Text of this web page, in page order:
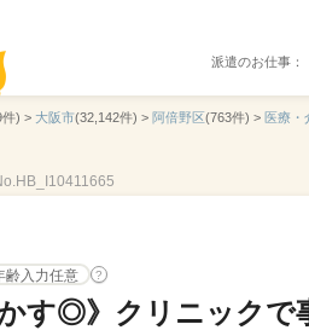
派遣のお仕事：
件) > 大阪市(32,142件) > 阿倍野区(763件) > 医療・
齢入力任意 ?
かす◎》クリニック